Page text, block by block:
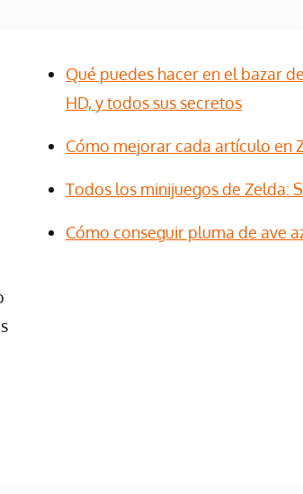
Qué puedes hacer en el bazar
HD, y todos sus secretos
Cómo mejorar cada artículo en
Todos los minijuegos de Zelda:
Cómo conseguir pluma de ave